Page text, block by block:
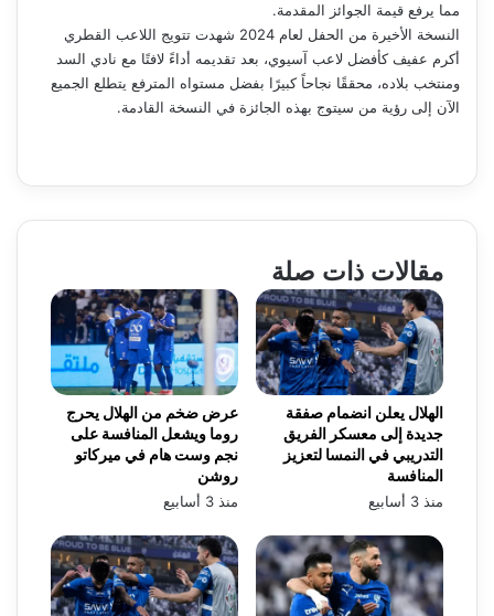
مما يرفع قيمة الجوائز المقدمة.
النسخة الأخيرة من الحفل لعام 2024 شهدت تتويج اللاعب القطري
أكرم عفيف كأفضل لاعب آسيوي، بعد تقديمه أداءً لافتًا مع نادي السد
ومنتخب بلاده، محققًا نجاحاً كبيرًا بفضل مستواه المترفع يتطلع الجميع
الآن إلى رؤية من سيتوج بهذه الجائزة في النسخة القادمة.
مقالات ذات صلة
عرض ضخم من الهلال يحرج
روما ويشعل المنافسة على
نجم وست هام في ميركاتو
روشن
منذ 3 أسابيع
الهلال يعلن انضمام صفقة
جديدة إلى معسكر الفريق
التدريبي في النمسا لتعزيز
المنافسة
منذ 3 أسابيع